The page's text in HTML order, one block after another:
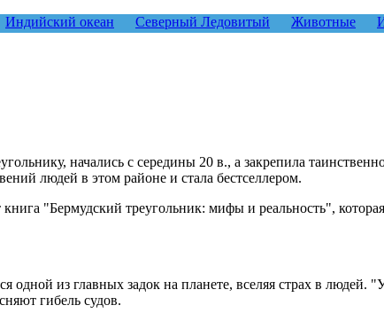
Индийский океан Северный Ледовитый Животные
начались с середины 20 в., а закрепила
людей в этом районе и стала бестселлером.
"Бермудский треугольник: мифы и реальность",
одной из главных задок на планете, вселяя страх в
гибель судов.